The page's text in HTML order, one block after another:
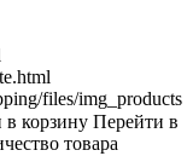
files/img_products
в корзину Перейти в
товара